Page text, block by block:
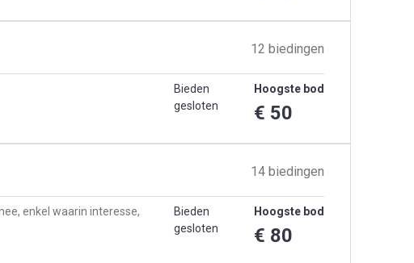
12 biedingen
Bieden
gesloten
Hoogste bod
€ 50
14 biedingen
enkel waarin interesse,
Bieden
gesloten
Hoogste bod
€ 80